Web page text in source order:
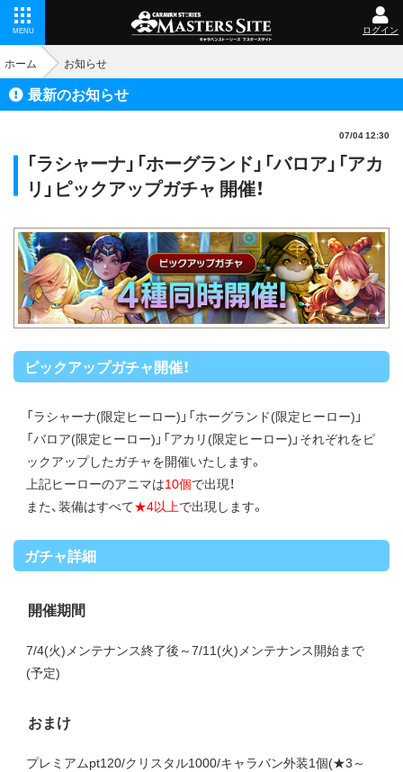
MENU ログイン
ホーム お知らせ
最新のお知らせ
07/04 12:30
「ラシャーナ」「ホーグランド」「バロア」「アカ
リ」ピックアップガチャ 開催！
ピックアップガチャ開催！
「ラシャーナ(限定ヒーロー)」「ホーグランド(限定ヒーロー)」
「バロア(限定ヒーロー)」「アカリ(限定ヒーロー)」それぞれをピ
ックアップしたガチャを開催いたします。
上記ヒーローのアニマは10個で出現！
また、装備はすべて★4以上で出現します。
ガチャ詳細
開催期間
7/4(火)メンテナンス終了後～7/11(火)メンテナンス開始まで
(予定)
おまけ
プレミアムpt120/クリスタル1000/キャラバン外装1個(★3～